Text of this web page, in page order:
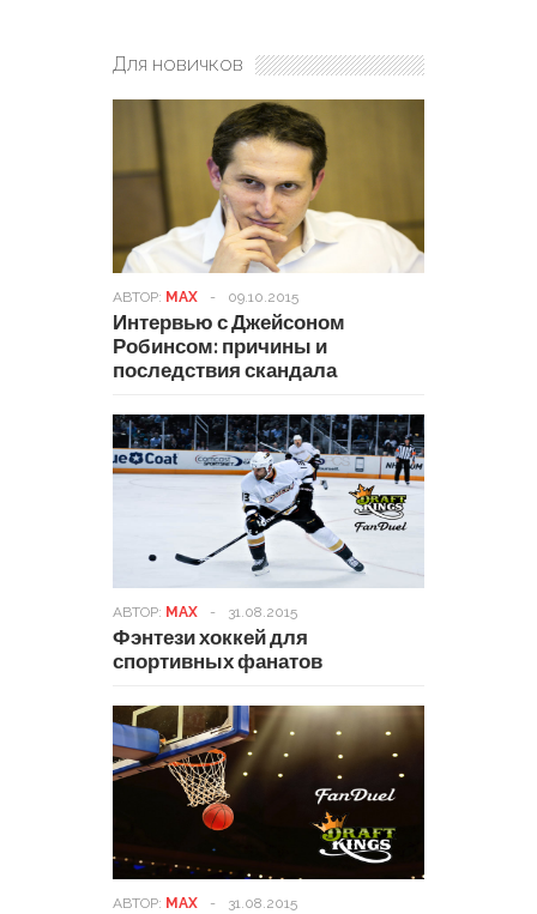
Для новичков
АВТОР: MAX - 09.10.2015
Интервью с Джейсоном
Робинсом: причины и
последствия скандала
АВТОР: MAX - 31.08.2015
Фэнтези хоккей для
спортивных фанатов
АВТОР: MAX - 31.08.2015